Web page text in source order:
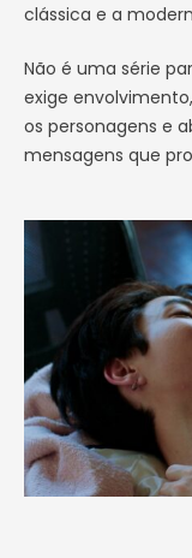
clássica e a
Não é uma série
exige
os personagens e
mensagens que